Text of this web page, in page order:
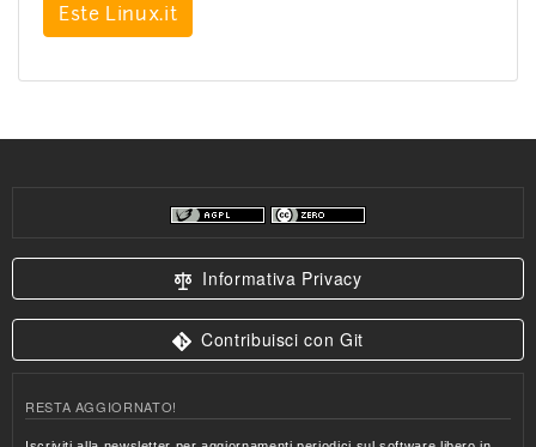
Este Linux.it
Informativa Privacy
Contribuisci con Git
RESTA AGGIORNATO!